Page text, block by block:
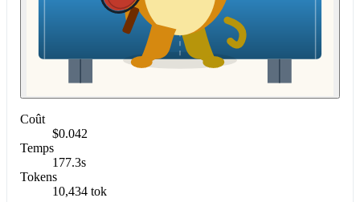
Coût
$0.042
Temps
177.3s
Tokens
10,434 tok